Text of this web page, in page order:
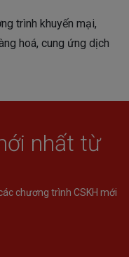
trình khuyến mại,
hoá, cung ứng dịch
nhất từ
chương trình CSKH mới